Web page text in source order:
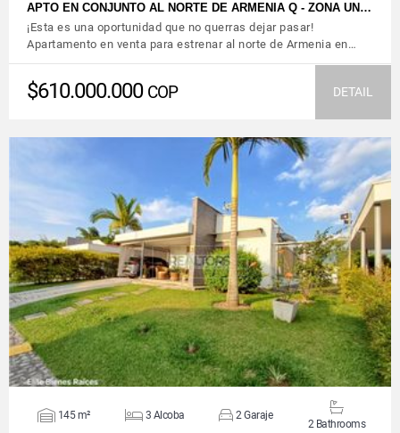
APTO EN CONJUNTO AL NORTE DE ARMENIA Q - ZONA UN…
¡Esta es una oportunidad que no querras dejar pasar!
Apartamento en venta para estrenar al norte de Armenia en…
$610.000.000 COP DETAIL
VIEW DETAILS
145 m² 3 Alcoba 2 Garaje
2 Bathrooms